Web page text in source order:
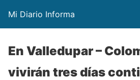
Mi Diario Informa
En Valledupar –
vivirán tres días